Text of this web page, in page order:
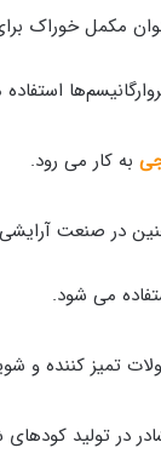
مکمل خوراک
به کار می رود.
در صنعت آرایشی
می شود.
تمیز کننده و
در تولید